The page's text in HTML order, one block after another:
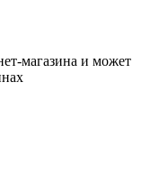
магазина и может